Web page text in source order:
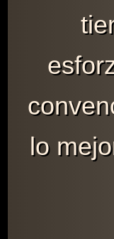
lo